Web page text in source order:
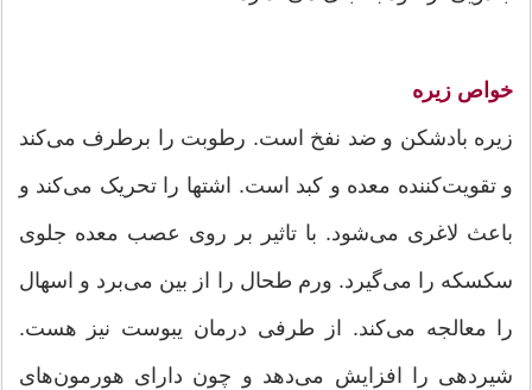
خواص زیره
زیره بادشکن و ضد نفخ است. رطوبت را برطرف می‌کند
و تقویت‌کننده معده و کبد است. اشتها را تحریک می‌کند و
باعث لاغری می‌شود. با تاثیر بر روی عصب معده جلوی
سکسکه را می‌گیرد. ورم طحال را از بین می‌برد و اسهال
را معالجه می‌کند. از طرفی درمان یبوست نیز هست.
شیردهی را افزایش می‌دهد و چون دارای هورمون‌های